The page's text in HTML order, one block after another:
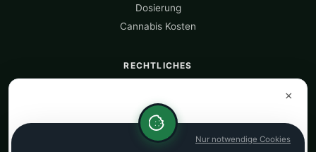
Dosierung
Cannabis Kosten
RECHTLICHES
Datenquellen
Datenschutz
Nur notwendige Cookies
×